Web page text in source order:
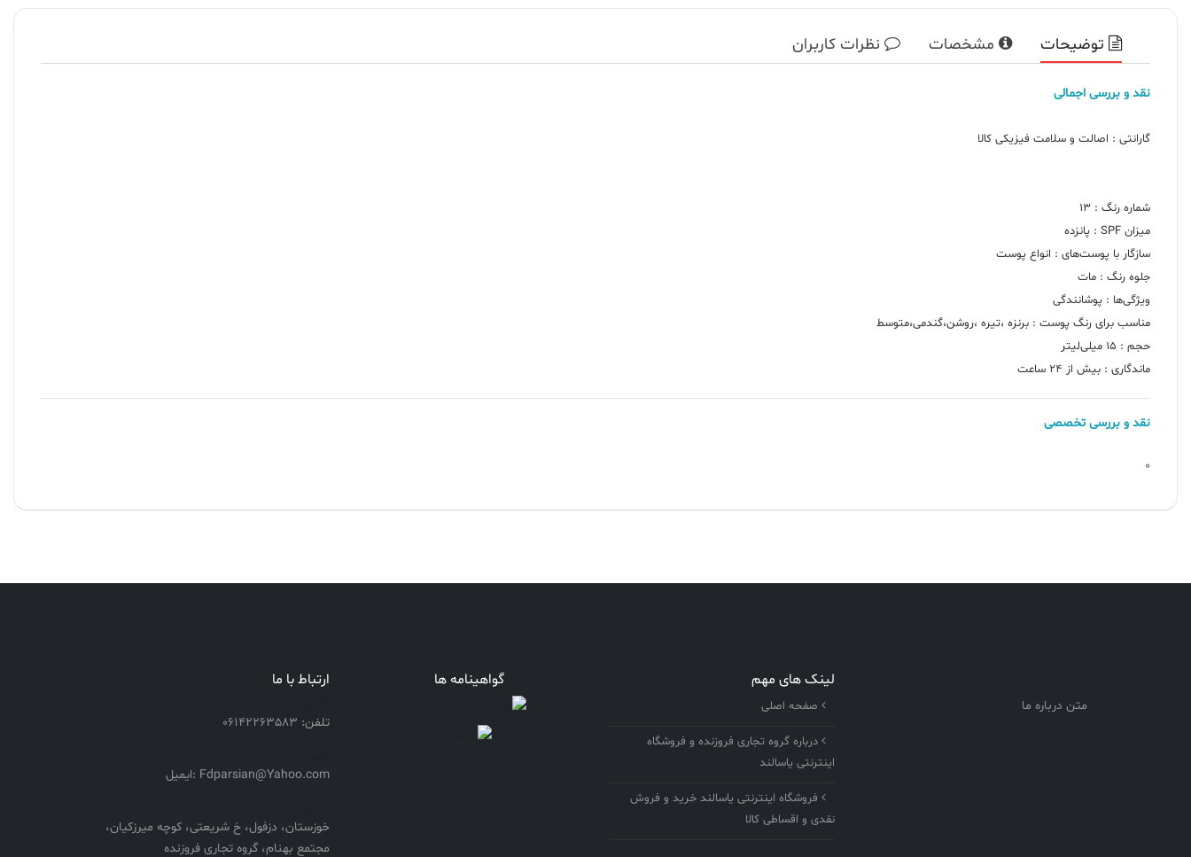
توضیحات مشخصات نظرات کاربران
نقد و بررسی اجمالی
ماندگاری : بیش از 24 ساعت
نقد و بررسی تخصصی
0
متن درباره ما
لینک های مهم
صفحه اصلی
درباره گروه تجاری فروزنده و فروشگاه
اینترنتی یاسالند
فروشگاه اینترنتی یاسالند خرید و فروش
نقدی و اقساطی کالا
گواهینامه ها
ارتباط با ما
تلفن: 06142263583
Fdparsian@Yahoo.com :ایمیل
خوزستان، دزفول، خ شریعتی، کوچه میرزکیان،
مجتمع بهنام، گروه تجاری فروزنده